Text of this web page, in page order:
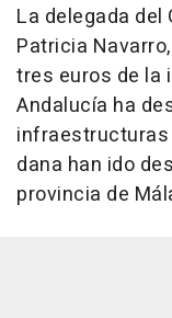
La delegada del
Patricia
tres euros de la
Andalucía ha
dana han ido
provincia de